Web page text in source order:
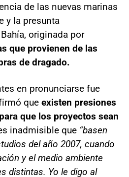
de las nuevas marinas
y la presunta
originada por
que provienen de las
de dragado.
en pronunciarse fue
que existen presiones
que los proyectos sean
inadmisible que “basen
del año 2007, cuando
y el medio ambiente
distintas. Yo le digo al